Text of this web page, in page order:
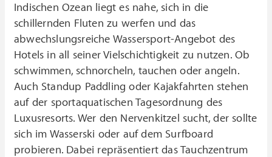
Indischen Ozean liegt es nahe, sich in die
schillernden Fluten zu werfen und das
abwechslungsreiche Wassersport-Angebot des
Hotels in all seiner Vielschichtigkeit zu nutzen. Ob
schwimmen, schnorcheln, tauchen oder angeln.
Auch Standup Paddling oder Kajakfahrten stehen
auf der sportaquatischen Tagesordnung des
Luxusresorts. Wer den Nervenkitzel sucht, der sollte
sich im Wasserski oder auf dem Surfboard
probieren. Dabei repräsentiert das Tauchzentrum